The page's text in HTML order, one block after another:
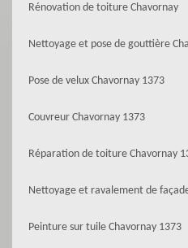
Rénovation de toiture Chavornay
Nettoyage et pose de gouttière
Pose de velux Chavornay 1373
Couvreur Chavornay 1373
Réparation de toiture Chavornay
Nettoyage et ravalement de
Peinture sur tuile Chavornay 1373